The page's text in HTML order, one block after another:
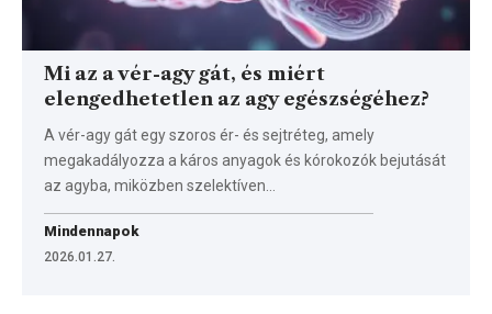
Mi az a vér-agy gát, és miért
elengedhetetlen az agy egészségéhez?
A vér-agy gát egy szoros ér- és sejtréteg, amely
megakadályozza a káros anyagok és kórokozók bejutását
az agyba, miközben szelektíven…
Mindennapok
2026.01.27.